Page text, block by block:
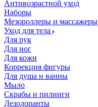
Антивозрастной уход
Наборы
Мезороллеры и массажеры
Уход для тела
Для рук
Для ног
Для кожи
Коррекция фигуры
Для душа и ванны
Мыло
Скрабы и пилинги
Дезодоранты